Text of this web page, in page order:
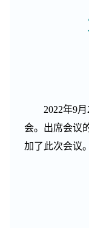
2022年9月
会。出席会议
加了此次会议